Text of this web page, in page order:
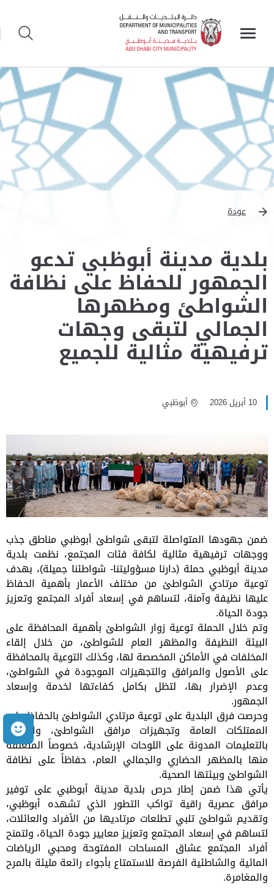
عودة
بلدية مدينة أبوظبي تدعو
الجمهور للحفاظ على نظافة
الشواطئ ومظهرها
الجمالي لتبقى وجهات
ترفيهية مثالية للجميع
10 أبريل 2026 أبوظبي
ضمن جهودها المتواصلة لتبقى شواطئ أبوظبي مناطق جذب
ووجهات ترفيهية مثالية لكافة فئات المجتمع، نظمت بلدية
مدينة أبوظبي حملة (دارنا مسؤوليتنا- شواطئنا جميلة)، بهدف
توعية مرتادي الشواطئ من مختلف الأعمار بأهمية الحفاظ
عليها نظيفة وآمنة، لتساهم في إسعاد أفراد المجتمع وتعزيز
جودة الحياة.
وتم خلال الحملة توعية زوار الشواطئ بأهمية المحافظة على
البيئة النظيفة والمظهر العام للشواطئ، من خلال إلقاء
المخلفات في الأماكن المخصصة لها، وكذلك التوعية بالمحافظة
على الأصول والمرافق والتجهيزات الموجودة في الشواطئ،
وعدم الإضرار بها، لتظل بكامل كفاءتها لخدمة وإسعاد
الجمهور.
وحرصت فرق البلدية على توعية مرتادي الشواطئ بالحفاظ على
الممتلكات العامة وتجهيزات مرافق الشواطئ، والالتزام
بالتعليمات المدونة على اللوحات الإرشادية، خصوصاً المتعلقة
منها بالمظهر الحضاري والجمالي العام، حفاظاً على نظافة
الشواطئ وبيئتها الصحية.
يأتي هذا ضمن إطار حرص بلدية مدينة أبوظبي على توفير
مرافق عصرية راقية تواكب التطور الذي تشهده أبوظبي،
وتقديم شواطئ تلبي تطلعات مرتاديها من الأفراد والعائلات،
لتساهم في إسعاد المجتمع وتعزيز معايير جودة الحياة، ولتمنح
أفراد المجتمع عشاق المساحات المفتوحة ومحبي الرياضات
المائية والشاطئية الفرصة للاستمتاع بأجواء رائعة مليئة بالمرح
والمغامرة.